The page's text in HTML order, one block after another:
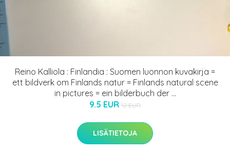
Reino Kalliola : Finlandia : Suomen luonnon kuvakirja =
ett bildverk om Finlands natur = Finlands natural scene
in pictures = ein bilderbuch der ...
9.5 EUR 12 EUR
LISÄTIETOJA